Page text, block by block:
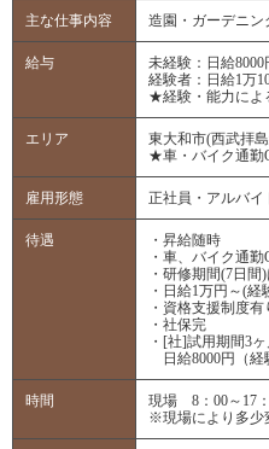
主な仕事内容 造園・ガーデニン
給与
未経験：日給8000
経験者：日給1万
★経験・能力によ
エリア
東大和市(西武拝
★車・バイク通勤
雇用形態 正社員・アルバイ
待遇
・昇給随時
・車、バイク通勤
・研修期間(7日
・日給1万円～(経
・資格支援制度有
・社保完
・[社]試用期間3
日給8000円（経
時間
現場 8：00～17
※現場により多少